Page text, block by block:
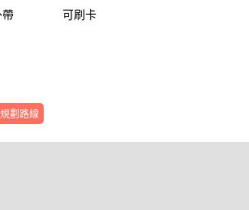
可刷卡
規劃路線